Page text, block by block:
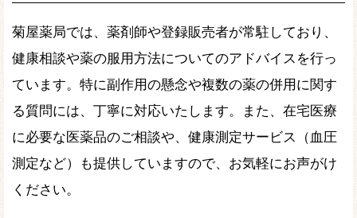
菊屋薬局では、薬剤師や登録販売者が常駐しており、
健康相談や薬の服用方法についてのアドバイスを行っ
ています。特に副作用の懸念や複数の薬の併用に関す
る質問には、丁寧に対応いたします。また、在宅医療
に必要な医薬品のご相談や、健康測定サービス（血圧
測定など）も提供していますので、お気軽にお声がけ
ください。